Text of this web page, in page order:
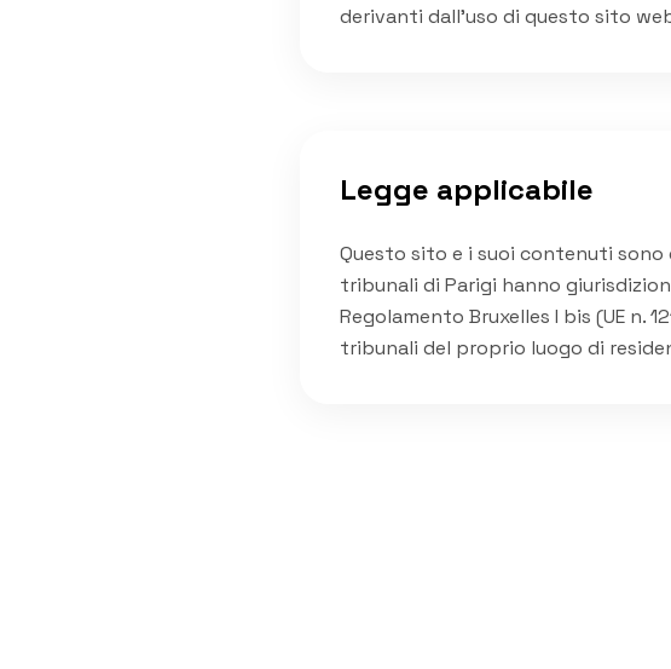
derivanti dall'uso di questo sito
Legge applicabile
Questo sito e i suoi contenuti
tribunali di Parigi hanno
Regolamento Bruxelles I bis (UE n.
tribunali del proprio luogo di